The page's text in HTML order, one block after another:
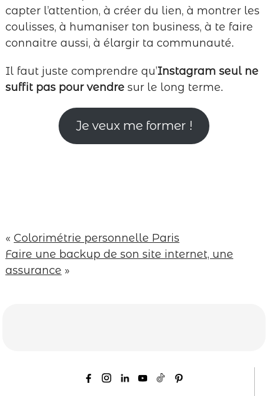
capter l’attention, à créer du lien, à montrer les
coulisses, à humaniser ton business, à te faire
connaitre aussi, à élargir ta communauté.
Il faut juste comprendre qu’Instagram seul ne
suffit pas pour vendresur le long terme.
Je veux me former !
« Colorimétrie personnelle Paris
Faire une backup de son site internet, une
assurance »